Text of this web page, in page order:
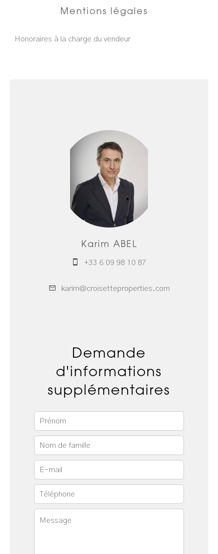
Mentions légales
Honoraires à la charge du vendeur
Karim ABEL
+33 6 09 98 10 87
karim@croisetteproperties.com
Demande
d'informations
supplémentaires